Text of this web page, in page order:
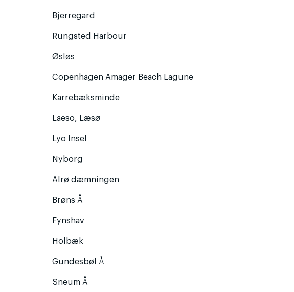
Bjerregard
Rungsted Harbour
Øsløs
Copenhagen Amager Beach Lagune
Karrebæksminde
Laeso, Læsø
Lyo Insel
Nyborg
Alrø dæmningen
Brøns Å
Fynshav
Holbæk
Gundesbøl Å
Sneum Å